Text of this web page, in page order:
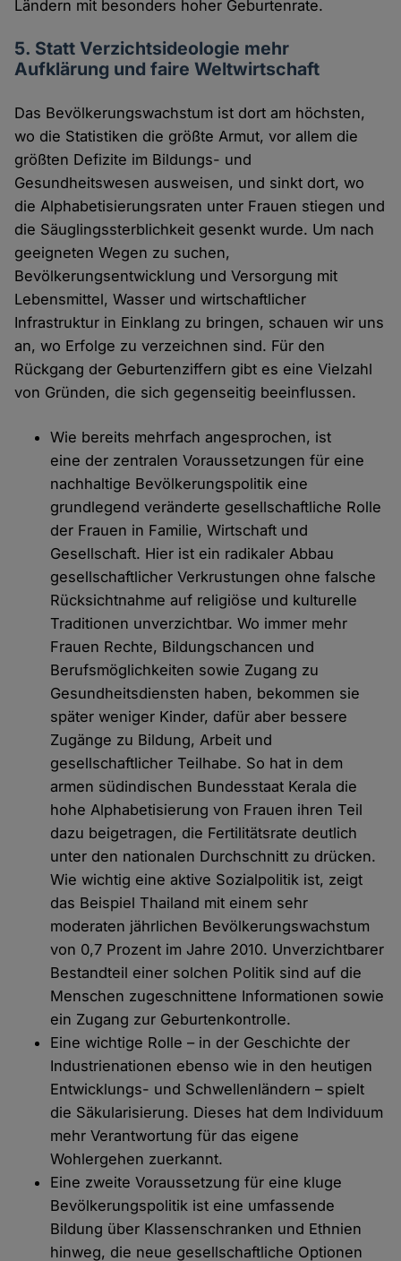
Ländern mit besonders hoher Geburtenrate.
5. Statt Verzichtsideologie mehr
Aufklärung und faire Weltwirtschaft
Das Bevölkerungswachstum ist dort am höchsten,
wo die Statistiken die größte Armut, vor allem die
größten Defizite im Bildungs- und
Gesundheitswesen ausweisen, und sinkt dort, wo
die Alphabetisierungsraten unter Frauen stiegen und
die Säuglingssterblichkeit gesenkt wurde. Um nach
geeigneten Wegen zu suchen,
Bevölkerungsentwicklung und Versorgung mit
Lebensmittel, Wasser und wirtschaftlicher
Infrastruktur in Einklang zu bringen, schauen wir uns
an, wo Erfolge zu verzeichnen sind. Für den
Rückgang der Geburtenziffern gibt es eine Vielzahl
von Gründen, die sich gegenseitig beeinflussen.
Wie bereits mehrfach angesprochen, ist
eine der zentralen Voraussetzungen für eine
nachhaltige Bevölkerungspolitik eine
grundlegend veränderte gesellschaftliche Rolle
der Frauen in Familie, Wirtschaft und
Gesellschaft. Hier ist ein radikaler Abbau
gesellschaftlicher Verkrustungen ohne falsche
Rücksichtnahme auf religiöse und kulturelle
Traditionen unverzichtbar. Wo immer mehr
Frauen Rechte, Bildungschancen und
Berufsmöglichkeiten sowie Zugang zu
Gesundheitsdiensten haben, bekommen sie
später weniger Kinder, dafür aber bessere
Zugänge zu Bildung, Arbeit und
gesellschaftlicher Teilhabe. So hat in dem
armen südindischen Bundesstaat Kerala die
hohe Alphabetisierung von Frauen ihren Teil
dazu beigetragen, die Fertilitätsrate deutlich
unter den nationalen Durchschnitt zu drücken.
Wie wichtig eine aktive Sozialpolitik ist, zeigt
das Beispiel Thailand mit einem sehr
moderaten jährlichen Bevölkerungswachstum
von 0,7 Prozent im Jahre 2010. Unverzichtbarer
Bestandteil einer solchen Politik sind auf die
Menschen zugeschnittene Informationen sowie
ein Zugang zur Geburtenkontrolle.
Eine wichtige Rolle – in der Geschichte der
Industrienationen ebenso wie in den heutigen
Entwicklungs- und Schwellenländern – spielt
die Säkularisierung. Dieses hat dem Individuum
mehr Verantwortung für das eigene
Wohlergehen zuerkannt.
Eine zweite Voraussetzung für eine kluge
Bevölkerungspolitik ist eine umfassende
Bildung über Klassenschranken und Ethnien
hinweg, die neue gesellschaftliche Optionen